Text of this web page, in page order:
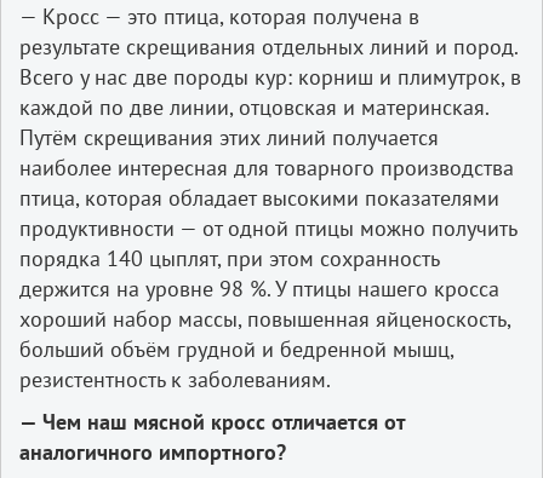
— Кросс — это птица, которая получена в
результате скрещивания отдельных линий и пород.
Всего у нас две породы кур: корниш и плимутрок, в
каждой по две линии, отцовская и материнская.
Путём скрещивания этих линий получается
наиболее интересная для товарного производства
птица, которая обладает высокими показателями
продуктивности — от одной птицы можно получить
порядка 140 цыплят, при этом сохранность
держится на уровне 98 %. У птицы нашего кросса
хороший набор массы, повышенная яйценоскость,
больший объём грудной и бедренной мышц,
резистентность к заболеваниям.
— Чем наш мясной кросс отличается от
аналогичного импортного?